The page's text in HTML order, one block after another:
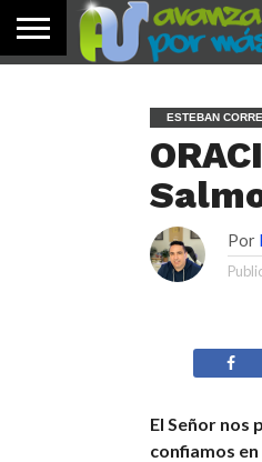
ESTEBAN
Por
El Señor
confiamos